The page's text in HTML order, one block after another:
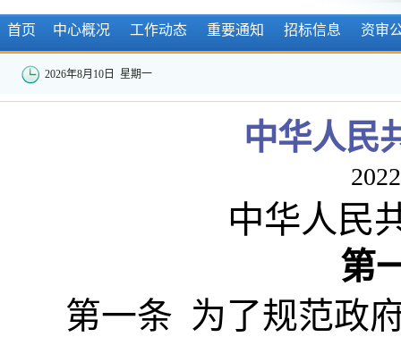
首页 中心概况 工作动态 重要通知 招标信息 资审
2026年8月10日 星期一
中华人民
中华人民
第
第一条 为了规范政